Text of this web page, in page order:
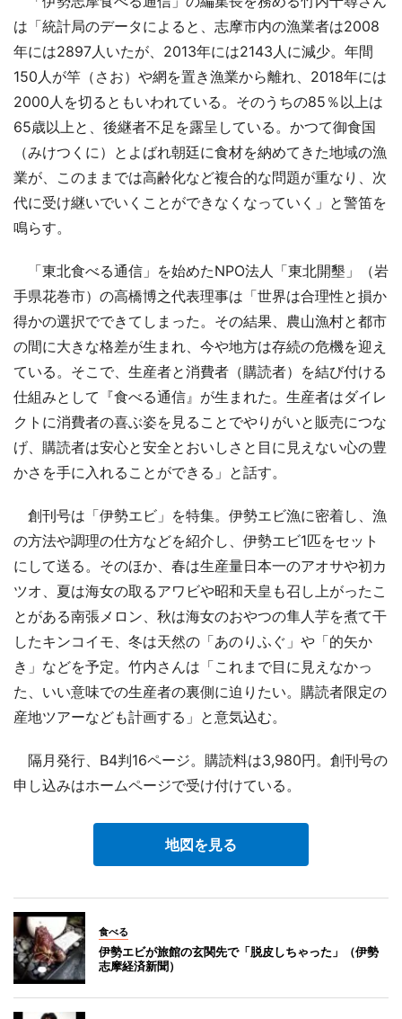
は「統計局のデータによると、志摩市内の漁業者は2008
年には2897人いたが、2013年には2143人に減少。年間
150人が竿（さお）や網を置き漁業から離れ、2018年には
2000人を切るともいわれている。そのうちの85％以上は
65歳以上と、後継者不足を露呈している。かつて御食国
（みけつくに）とよばれ朝廷に食材を納めてきた地域の漁
業が、このままでは高齢化など複合的な問題が重なり、次
代に受け継いでいくことができなくなっていく」と警笛を
鳴らす。
「東北食べる通信」を始めたNPO法人「東北開墾」（岩
手県花巻市）の高橋博之代表理事は「世界は合理性と損か
得かの選択でできてしまった。その結果、農山漁村と都市
の間に大きな格差が生まれ、今や地方は存続の危機を迎え
ている。そこで、生産者と消費者（購読者）を結び付ける
仕組みとして『食べる通信』が生まれた。生産者はダイレ
クトに消費者の喜ぶ姿を見ることでやりがいと販売につな
げ、購読者は安心と安全とおいしさと目に見えない心の豊
かさを手に入れることができる」と話す。
創刊号は「伊勢エビ」を特集。伊勢エビ漁に密着し、漁
の方法や調理の仕方などを紹介し、伊勢エビ1匹をセット
にして送る。そのほか、春は生産量日本一のアオサや初カ
ツオ、夏は海女の取るアワビや昭和天皇も召し上がったこ
とがある南張メロン、秋は海女のおやつの隼人芋を煮て干
したキンコイモ、冬は天然の「あのりふぐ」や「的矢か
き」などを予定。竹内さんは「これまで目に見えなかっ
た、いい意味での生産者の裏側に迫りたい。購読者限定の
産地ツアーなども計画する」と意気込む。
隔月発行、B4判16ページ。購読料は3,980円。創刊号の
申し込みはホームページで受け付けている。
地図を見る
食べる
伊勢エビが旅館の玄関先で「脱皮しちゃった」（伊勢
志摩経済新聞）